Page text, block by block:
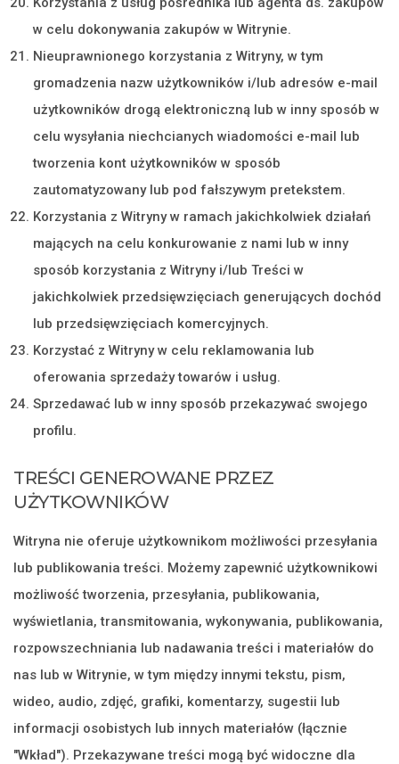
w celu dokonywania zakupów w Witrynie.
Nieuprawnionego korzystania z Witryny, w tym
gromadzenia nazw użytkowników i/lub adresów e-mail
użytkowników drogą elektroniczną lub w inny sposób w
celu wysyłania niechcianych wiadomości e-mail lub
tworzenia kont użytkowników w sposób
zautomatyzowany lub pod fałszywym pretekstem.
Korzystania z Witryny w ramach jakichkolwiek działań
mających na celu konkurowanie z nami lub w inny
sposób korzystania z Witryny i/lub Treści w
jakichkolwiek przedsięwzięciach generujących dochód
lub przedsięwzięciach komercyjnych.
Korzystać z Witryny w celu reklamowania lub
oferowania sprzedaży towarów i usług.
Sprzedawać lub w inny sposób przekazywać swojego
profilu.
TREŚCI GENEROWANE PRZEZ
UŻYTKOWNIKÓW
Witryna nie oferuje użytkownikom możliwości przesyłania
lub publikowania treści. Możemy zapewnić użytkownikowi
możliwość tworzenia, przesyłania, publikowania,
wyświetlania, transmitowania, wykonywania, publikowania,
rozpowszechniania lub nadawania treści i materiałów do
nas lub w Witrynie, w tym między innymi tekstu, pism,
wideo, audio, zdjęć, grafiki, komentarzy, sugestii lub
informacji osobistych lub innych materiałów (łącznie
"Wkład"). Przekazywane treści mogą być widoczne dla